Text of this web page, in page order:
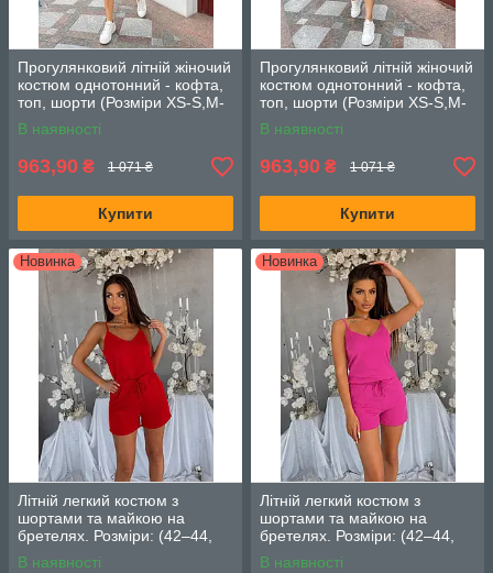
Прогулянковий літній жіночий
костюм однотонний - кофта,
топ, шорти (Розміри XS-S,M-
L), Чорний
В наявності
963,90 ₴ 1 071 ₴
Купити
Прогулянковий літній жіночий
костюм однотонний - кофта,
топ, шорти (Розміри XS-S,M-
L), Малиновий
В наявності
963,90 ₴ 1 071 ₴
Купити
Новинка
Літній легкий костюм з
шортами та майкою на
бретелях. Розміри: (42–44,
46–48) Колір: червоний
В наявності
Новинка
Літній легкий костюм з
шортами та майкою на
бретелях. Розміри: (42–44,
46–48) Колір: рожевий
В наявності